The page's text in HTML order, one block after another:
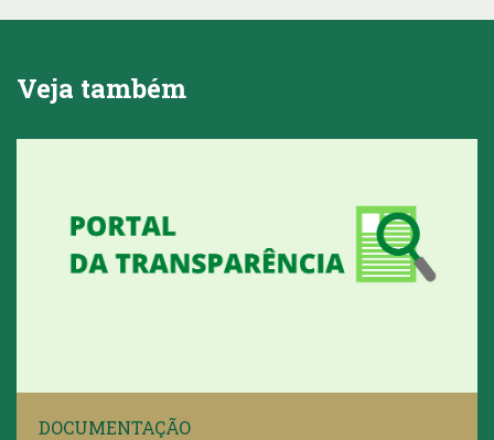
Veja também
DOCUMENTAÇÃO